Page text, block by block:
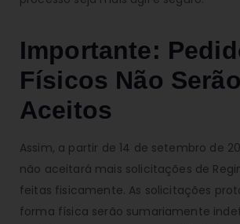
Importante:
Físicos Não Serão
Aceitos
Assim, a partir de 14 de setembro de
não aceitará mais solicitações de
feitas fisicamente. As solicitações
forma física serão sumariamente